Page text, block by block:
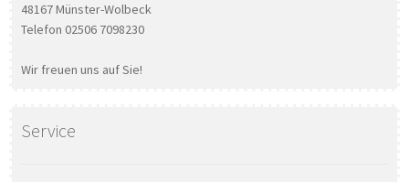
48167 Münster-Wolbeck
Telefon 02506 7098230
Wir freuen uns auf Sie!
Service